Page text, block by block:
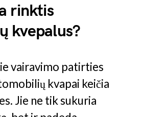
rinktis
kvepalus?
vairavimo patirties
kvapai keičia
Jie ne tik sukuria